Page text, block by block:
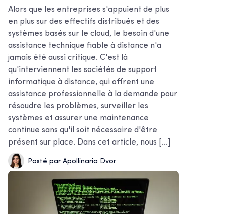
Alors que les entreprises s'appuient de plus
en plus sur des effectifs distribués et des
systèmes basés sur le cloud, le besoin d'une
assistance technique fiable à distance n'a
jamais été aussi critique. C'est là
qu'interviennent les sociétés de support
informatique à distance, qui offrent une
assistance professionnelle à la demande pour
résoudre les problèmes, surveiller les
systèmes et assurer une maintenance
continue sans qu'il soit nécessaire d'être
présent sur place. Dans cet article, nous [...]
Posté par Apollinaria Dvor